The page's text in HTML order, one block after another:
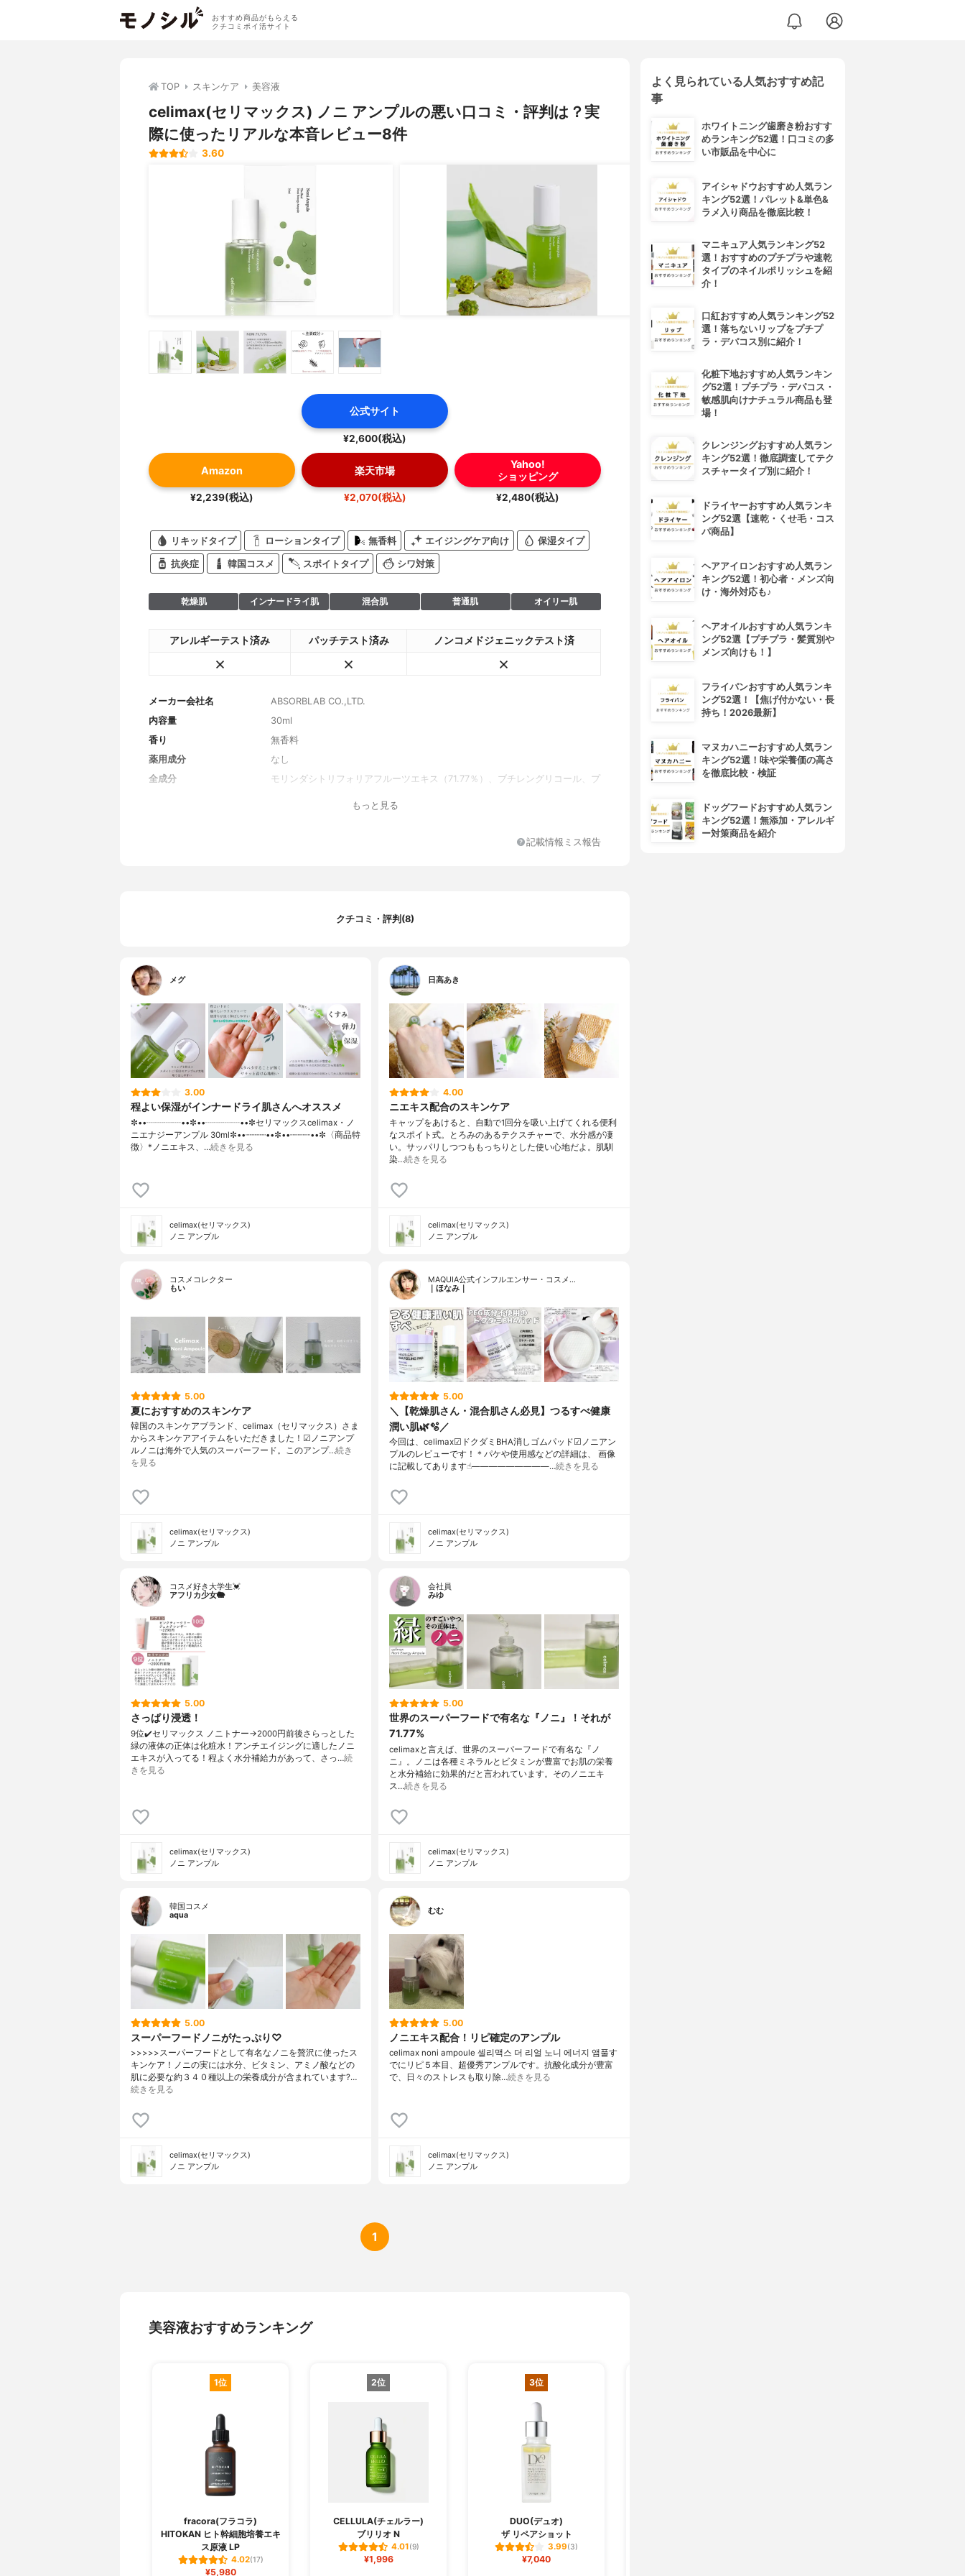
おすすめ商品がもらえる
クチコミポイ活サイト
TOP スキンケア 美容液
celimax(セリマックス) ノニ アンプルの悪い口コミ・評判は？実
際に使ったリアルな本音レビュー8件
3.60
公式サイト
¥2,600(税込)
Amazon
¥2,239(税込)
楽天市場
¥2,070(税込)
Yahoo!
ショッピング
¥2,480(税込)
リキッドタイプ ローションタイプ 無香料 エイジングケア向け 保湿タイプ
抗炎症 韓国コスメ スポイトタイプ シワ対策
乾燥肌 インナードライ肌 混合肌 普通肌 オイリー肌
アレルギーテスト済み パッチテスト済み ノンコメドジェニックテスト済
メーカー会社名
ABSORBLAB CO.,LTD.
内容量
30ml
香り
無香料
薬用成分
なし
全成分
モリンダシトリフォリアフルーツエキス（71.77％）、ブチレングリコール、プ
エチル、アクリル酸グリセリン/アクリル酸共重合体、モリンダシトリフォリア
ロスマリヌスオフィシナリス（ローズマリー）リーフオイル、メリアアザジラ
アデノシン、EDTA二ナトリウム、クロルフェネシン
もっと見る
記載情報ミス報告
クチコミ・評判(8)
メグ
3.00
程よい保湿がインナードライ肌さんへオススメ
✼••┈┈┈┈••✼••┈┈┈┈••✼セリマックスcelimax・ノ
ニエナジーアンプル 30ml✼••┈┈┈┈••✼••┈┈┈┈••✼〈商品特
徴〉*ノニエキス、…続きを見る
celimax(セリマックス)
ノニ アンプル
日高あき
4.00
ニエキス配合のスキンケア
キャップをあけると、自動で1回分を吸い上げてくれる便利
なスポイト式。とろみのあるテクスチャーで、水分感が凄
い。サッパリしつつももっちりとした使い心地だよ。肌馴
染…続きを見る
celimax(セリマックス)
ノニ アンプル
コスメコレクター
もい
5.00
夏におすすめのスキンケア
韓国のスキンケアブランド、celimax（セリマックス）さま
からスキンケアアイテムをいただきました！☑︎ノニアンプ
ルノニは海外で人気のスーパーフード。このアンプ…続き
を見る
celimax(セリマックス)
ノニ アンプル
MAQUIA公式インフルエンサー・コスメ…
｜ほなみ｜
5.00
＼【乾燥肌さん・混合肌さん必見】つるすべ健康
潤い肌🌿🫧／
今回は、celimax☑︎ドクダミBHA消しゴムパッド☑︎ノニアン
プルのレビューです！＊パケや使用感などの詳細は、 画像
に記載してあります☝︎—————————…続きを見る
celimax(セリマックス)
ノニ アンプル
コスメ好き大学生💓
アフリカ少女🐘
5.00
さっぱり浸透！
9位✔️セリマックス ノニトナー→2000円前後さらっとした
緑の液体の正体は化粧水！アンチエイジングに適したノニ
エキスが入ってる！程よく水分補給力があって、さっ…続
きを見る
celimax(セリマックス)
ノニ アンプル
会社員
みゆ
5.00
世界のスーパーフードで有名な『ノニ』！それが
71.77%
celimaxと言えば、世界のスーパーフードで有名な『ノ
ニ』。ノニは各種ミネラルとビタミンが豊富でお肌の栄養
と水分補給に効果的だと言われています。そのノニエキ
ス…続きを見る
celimax(セリマックス)
ノニ アンプル
韓国コスメ
aqua
5.00
スーパーフードノニがたっぷり♡
>>>>>スーパーフードとして有名なノニを贅沢に使ったス
キンケア！ノニの実には水分、ビタミン、アミノ酸などの
肌に必要な約３４０種以上の栄養成分が含まれています?…
続きを見る
celimax(セリマックス)
ノニ アンプル
むむ
5.00
ノニエキス配合！リピ確定のアンプル
celimax noni ampoule 셀리맥스 더 리얼 노니 에너지 앰풀す
でにリピ５本目、超優秀アンプルです。抗酸化成分が豊富
で、日々のストレスも取り除…続きを見る
celimax(セリマックス)
ノニ アンプル
1
美容液おすすめランキング
1位
fracora(フラコラ)
HITOKAN ヒト幹細胞培養エキ
ス原液 LP
4.02(17)
¥5,980
2位
CELLULA(チェルラー)
ブリリオ N
4.01(9)
¥1,996
3位
DUO(デュオ)
ザ リペアショット
3.99(3)
¥7,040
よく見られている人気おすすめ記
事
ホワイトニング歯磨き粉おすす
めランキング52選！口コミの多
い市販品を中心に
アイシャドウおすすめ人気ラン
キング52選！パレット&単色&
ラメ入り商品を徹底比較！
マニキュア人気ランキング52
選！おすすめのプチプラや速乾
タイプのネイルポリッシュを紹
介！
口紅おすすめ人気ランキング52
選！落ちないリップをプチプ
ラ・デパコス別に紹介！
化粧下地おすすめ人気ランキン
グ52選！プチプラ・デパコス・
敏感肌向けナチュラル商品も登
場！
クレンジングおすすめ人気ラン
キング52選！徹底調査してテク
スチャータイプ別に紹介！
ドライヤーおすすめ人気ランキ
ング52選【速乾・くせ毛・コス
パ商品】
ヘアアイロンおすすめ人気ラン
キング52選！初心者・メンズ向
け・海外対応も♪
ヘアオイルおすすめ人気ランキ
ング52選【プチプラ・髪質別や
メンズ向けも！】
フライパンおすすめ人気ランキ
ング52選！【焦げ付かない・長
持ち！2026最新】
マヌカハニーおすすめ人気ラン
キング52選！味や栄養価の高さ
を徹底比較・検証
ドッグフードおすすめ人気ラン
キング52選！無添加・アレルギ
ー対策商品を紹介